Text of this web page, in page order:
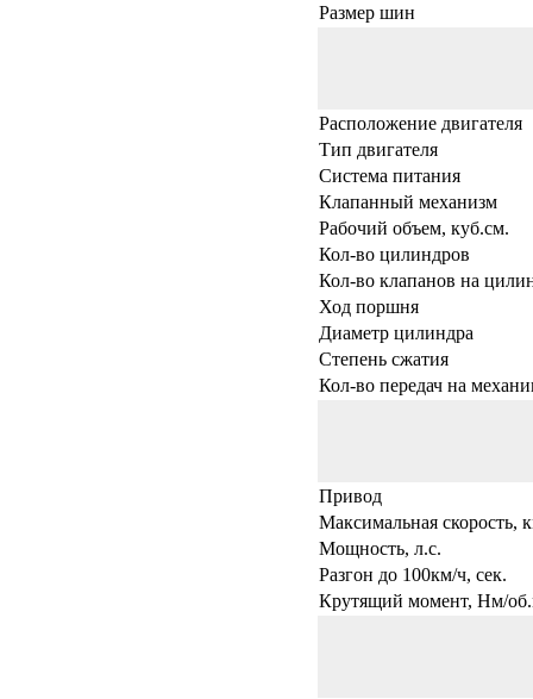
Размер шин
Расположение двигателя
Тип двигателя
Система питания
Клапанный механизм
Рабочий объем, куб.см.
Кол-во цилиндров
Кол-во клапанов на
Ход поршня
Диаметр цилиндра
Степень сжатия
Кол-во передач на
Привод
Максимальная скорость,
Мощность, л.с.
Разгон до 100км/ч, сек.
Крутящий момент, Нм/